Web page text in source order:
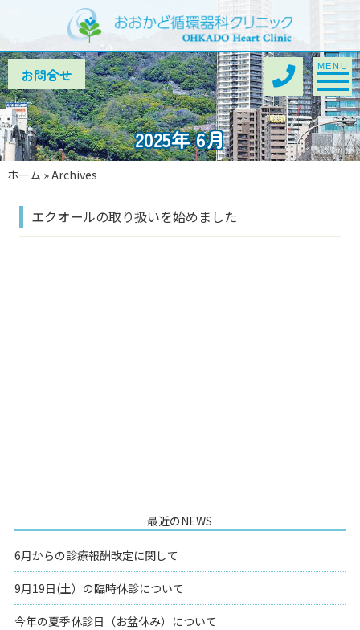
Toggle
MENU
2025年 6月
ホーム »Archives
エクオールの取り扱いを始めました
最近のNEWS
6月からの診療報酬改定に関して
9月19日(土）の臨時休診について
今年の夏季休診日（お盆休み）について